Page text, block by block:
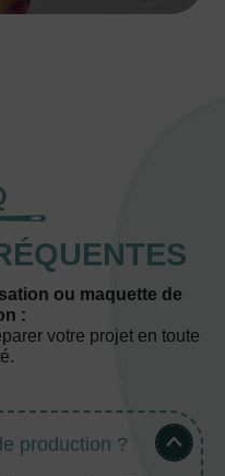
ou maquette de
:
votre projet en toute
production ?